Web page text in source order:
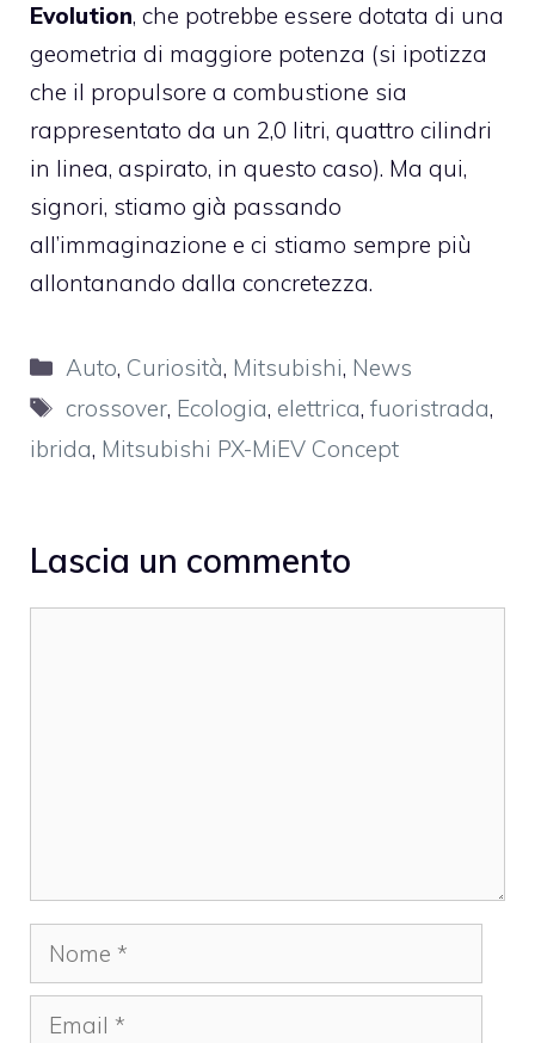
Evolution, che potrebbe essere dotata di una
geometria di maggiore potenza (si ipotizza
che il propulsore a combustione sia
rappresentato da un 2,0 litri, quattro cilindri
in linea, aspirato, in questo caso). Ma qui,
signori, stiamo già passando
all’immaginazione e ci stiamo sempre più
allontanando dalla concretezza.
Categorie
Auto, Curiosità, Mitsubishi, News
Tag
crossover, Ecologia, elettrica,fuoristrada,
ibrida, Mitsubishi PX-MiEV Concept
Lascia un commento
Nome
Email